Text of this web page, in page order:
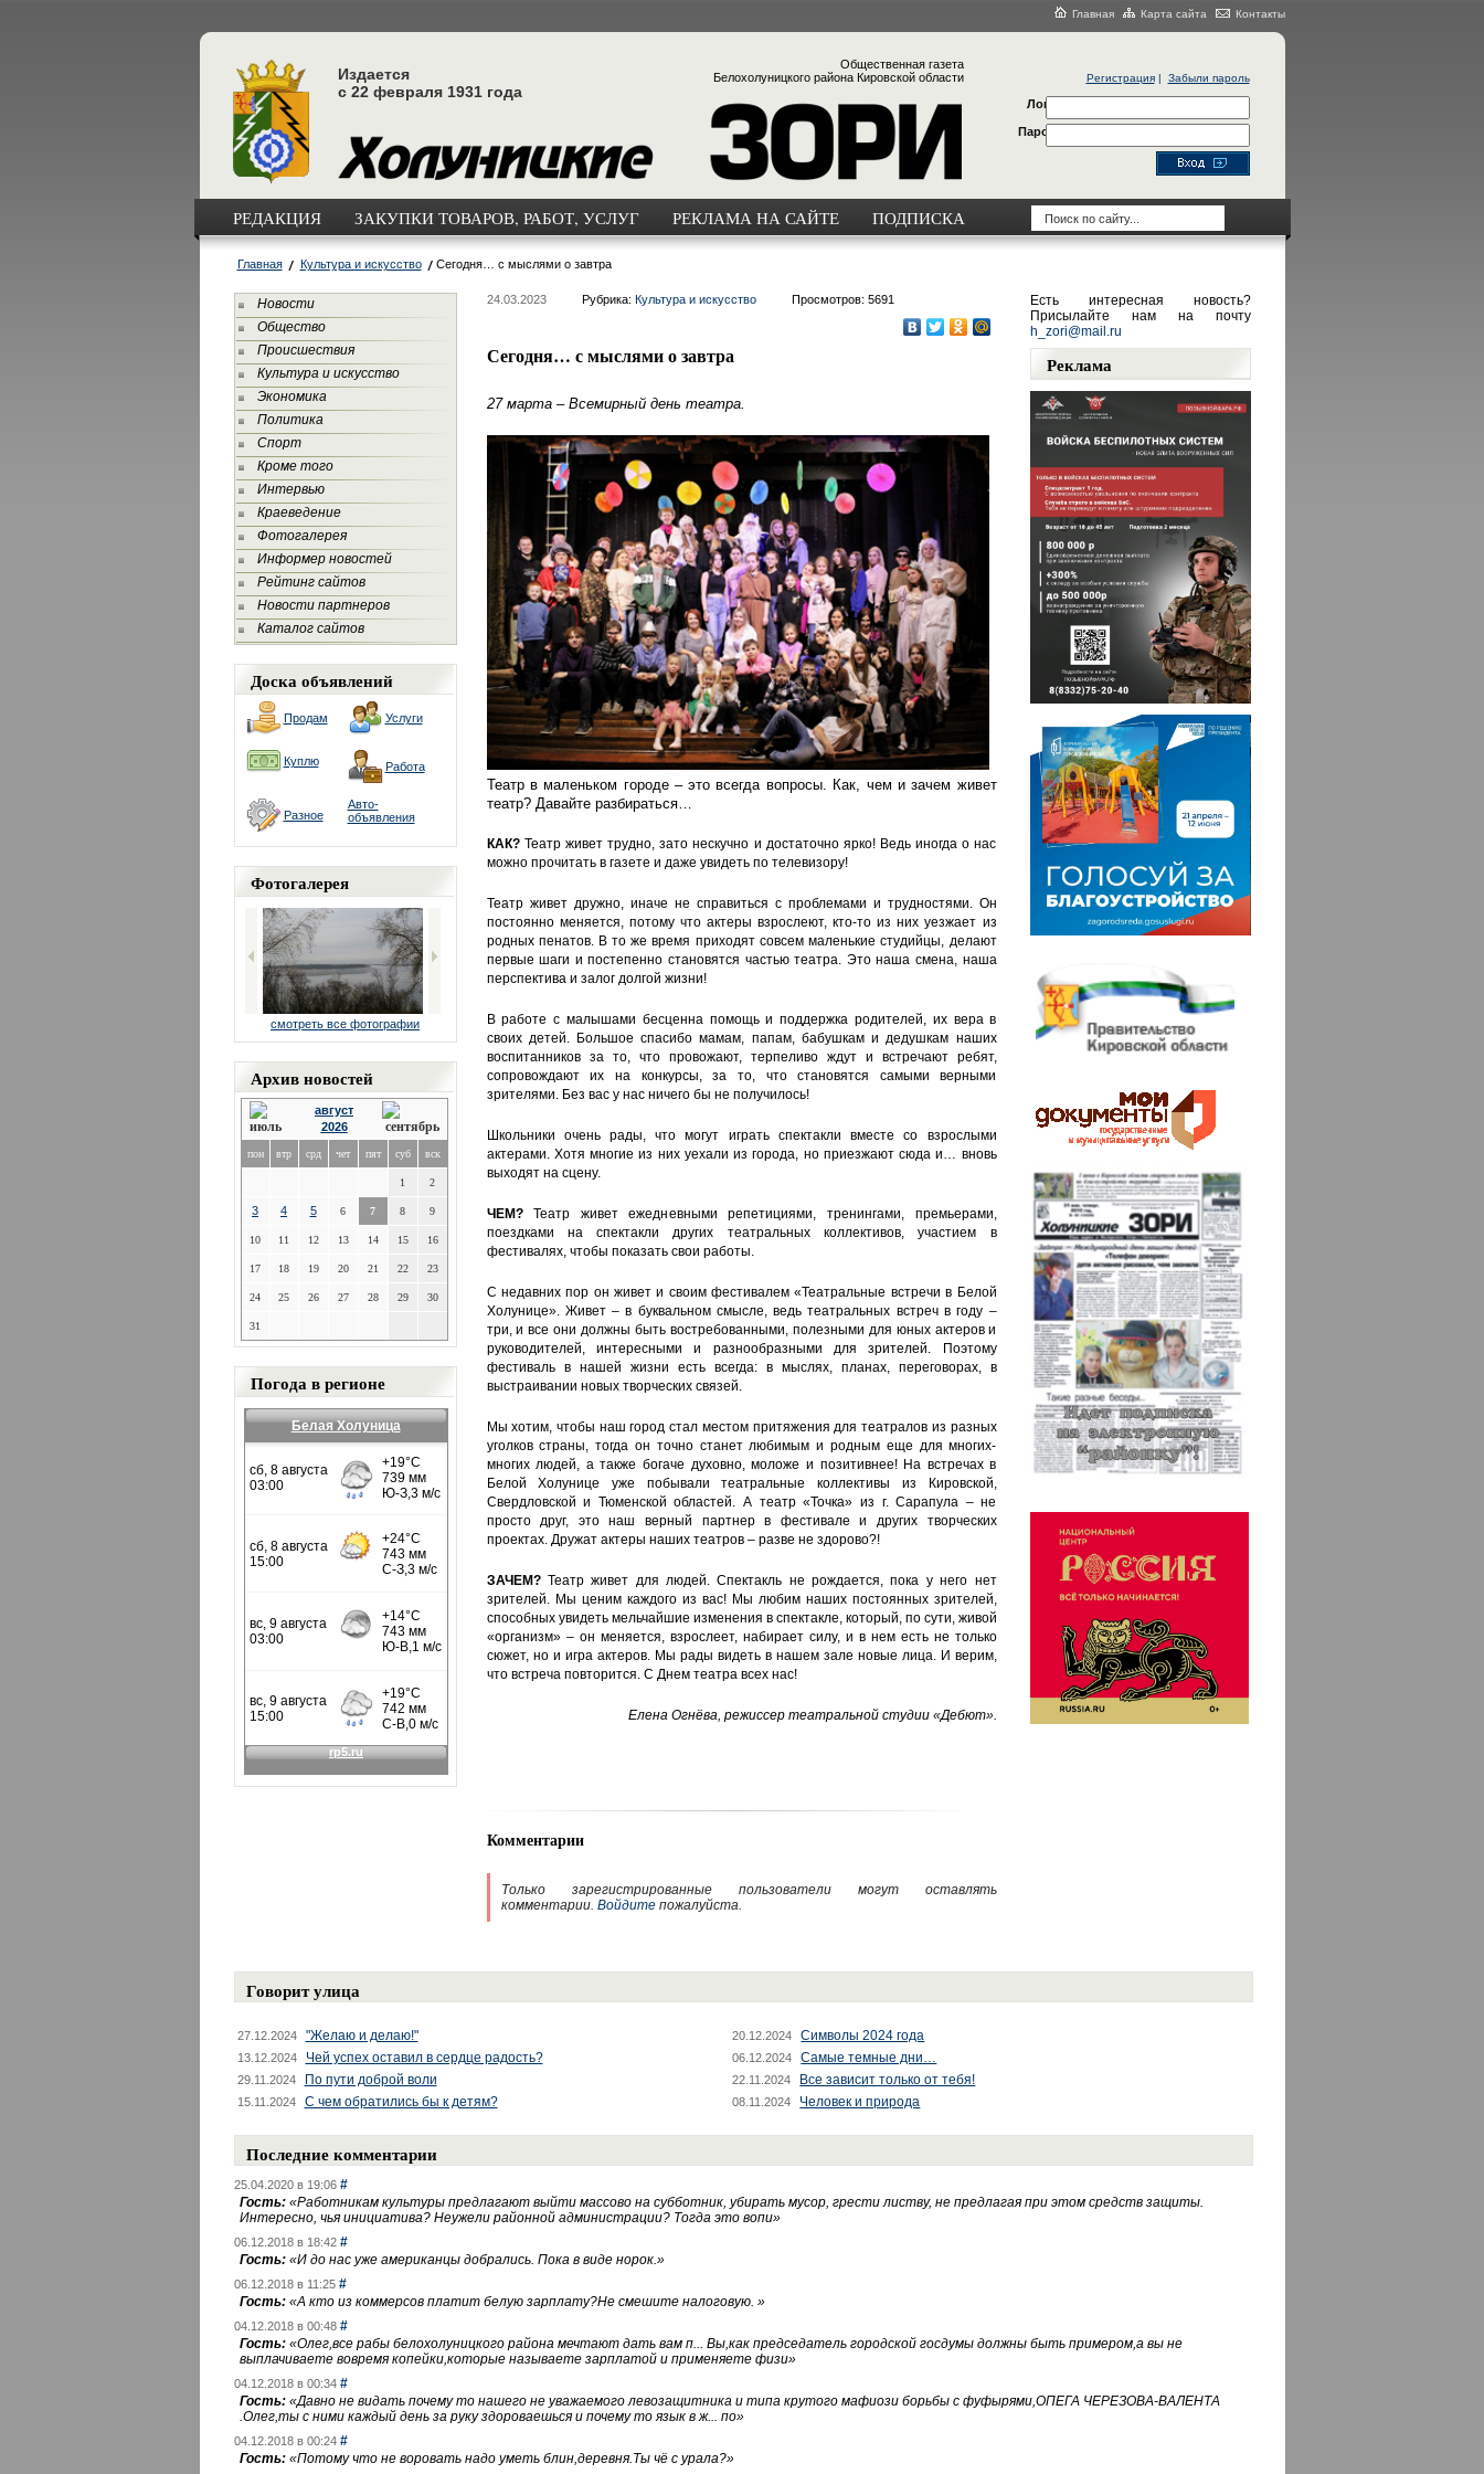
Главная Карта сайта Контакты
Издается
с 22 февраля 1931 года
Общественная газета
Белохолуницкого района Кировской области
Регистрация| Забыли пароль
Логин
Пароль
РЕДАКЦИЯ ЗАКУПКИ ТОВАРОВ, РАБОТ, УСЛУГ РЕКЛАМА НА САЙТЕ ПОДПИСКА
Главная Культура и искусство Сегодня… с мыслями о завтра
Новости
Общество
Происшествия
Культура и искусство
Экономика
Политика
Спорт
Кроме того
Интервью
Краеведение
Фотогалерея
Информер новостей
Рейтинг сайтов
Новости партнеров
Каталог сайтов
Доска объявлений
Продам Услуги
Куплю Работа
Разное
Авто-
объявления
Фотогалерея
смотреть все фотографии
Архив новостей
август
2026
пон втр срд чет пят суб вск
1 2
3 4 5 6 7 8 9
10 11 12 13 14 15 16
17 18 19 20 21 22 23
24 25 26 27 28 29 30
31
Погода в регионе
Белая Холуница
24.03.2023 Рубрика: Культура и искусство Просмотров: 5691
Сегодня… с мыслями о завтра
27 марта – Всемирный день театра.
Театр в маленьком городе – это всегда вопросы. Как, чем и зачем живет
театр? Давайте разбираться…
КАК?Театр живет трудно, зато нескучно и достаточно ярко! Ведь иногда о нас
можно прочитать в газете и даже увидеть по телевизору!
Театр живет дружно, иначе не справиться с проблемами и трудностями. Он
постоянно меняется, потому что актеры взрослеют, кто-то из них уезжает из
родных пенатов. В то же время приходят совсем маленькие студийцы, делают
первые шаги и постепенно становятся частью театра. Это наша смена, наша
перспектива и залог долгой жизни!
В работе с малышами бесценна помощь и поддержка родителей, их вера в
своих детей. Большое спасибо мамам, папам, бабушкам и дедушкам наших
воспитанников за то, что провожают, терпеливо ждут и встречают ребят,
сопровождают их на конкурсы, за то, что становятся самыми верными
зрителями. Без вас у нас ничего бы не получилось!
Школьники очень рады, что могут играть спектакли вместе со взрослыми
актерами. Хотя многие из них уехали из города, но приезжают сюда и… вновь
выходят на сцену.
ЧЕМ?Театр живет ежедневными репетициями, тренингами, премьерами,
поездками на спектакли других театральных коллективов, участием в
фестивалях, чтобы показать свои работы.
С недавних пор он живет и своим фестивалем «Театральные встречи в Белой
Холунице». Живет – в буквальном смысле, ведь театральных встреч в году –
три, и все они должны быть востребованными, полезными для юных актеров и
руководителей, интересными и разнообразными для зрителей. Поэтому
фестиваль в нашей жизни есть всегда: в мыслях, планах, переговорах, в
выстраивании новых творческих связей.
Мы хотим, чтобы наш город стал местом притяжения для театралов из разных
уголков страны, тогда он точно станет любимым и родным еще для многих-
многих людей, а также богаче духовно, моложе и позитивнее! На встречах в
Белой Холунице уже побывали театральные коллективы из Кировской,
Свердловской и Тюменской областей. А театр «Точка» из г. Сарапула – не
просто друг, это наш верный партнер в фестивале и других творческих
проектах. Дружат актеры наших театров – разве не здорово?!
ЗАЧЕМ? Театр живет для людей. Спектакль не рождается, пока у него нет
зрителей. Мы ценим каждого из вас! Мы любим наших постоянных зрителей,
способных увидеть мельчайшие изменения в спектакле, который, по сути, живой
«организм» – он меняется, взрослеет, набирает силу, и в нем есть не только
сюжет, но и игра актеров. Мы рады видеть в нашем зале новые лица. И верим,
что встреча повторится. С Днем театра всех нас!
Елена Огнёва, режиссер театральной студии «Дебют».
Комментарии
Только зарегистрированные пользователи могут оставлять
комментарии. Войдитепожалуйста.
Есть интересная новость?
Присылайте нам на почту
h_zori@mail.ru
Реклама
Говорит улица
27.12.2024 "Желаю и делаю!" 20.12.2024 Символы 2024 года
13.12.2024 Чей успех оставил в сердце радость? 06.12.2024 Самые темные дни…
29.11.2024 По пути доброй воли 22.11.2024 Все зависит только от тебя!
15.11.2024 С чем обратились бы к детям? 08.11.2024 Человек и природа
Последние комментарии
25.04.2020 в 19:06 #
Гость: «Работникам культуры предлагают выйти массово на субботник, убирать мусор, грести листву, не предлагая при этом средств защиты.
Интересно, чья инициатива? Неужели районной администрации? Тогда это вопи»
06.12.2018 в 18:42 #
Гость: «И до нас уже американцы добрались. Пока в виде норок.»
06.12.2018 в 11:25 #
Гость: «А кто из коммерсов платит белую зарплату?Не смешите налоговую. »
04.12.2018 в 00:48 #
Гость: «Олег,все рабы белохолуницкого района мечтают дать вам п... Вы,как председатель городской госдумы должны быть примером,а вы не
выплачиваете вовремя копейки,которые называете зарплатой и применяете физи»
04.12.2018 в 00:34 #
Гость: «Давно не видать почему то нашего не уважаемого левозащитника и типа крутого мафиози борьбы с фуфырями,ОПЕГА ЧЕРЕЗОВА-ВАЛЕНТА
.Олег,ты с ними каждый день за руку здороваешься и почему то язык в ж... по»
04.12.2018 в 00:24 #
Гость: «Потому что не воровать надо уметь блин,деревня.Ты чё с урала?»